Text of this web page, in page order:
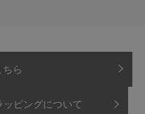
ら
ッピングについて